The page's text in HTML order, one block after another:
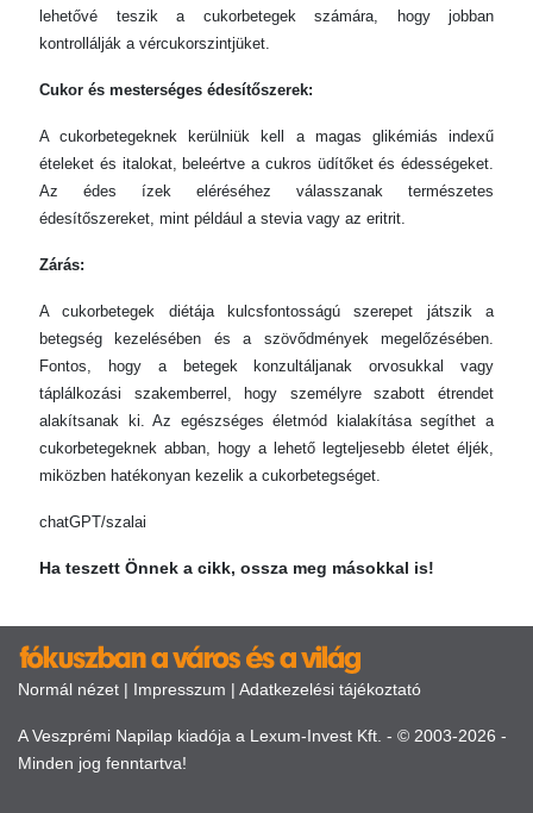
lehetővé teszik a cukorbetegek számára, hogy jobban
kontrollálják a vércukorszintjüket.
Cukor és mesterséges édesítőszerek:
A cukorbetegeknek kerülniük kell a magas glikémiás indexű
ételeket és italokat, beleértve a cukros üdítőket és édességeket.
Az édes ízek eléréséhez válasszanak természetes
édesítőszereket, mint például a stevia vagy az eritrit.
Zárás:
A cukorbetegek diétája kulcsfontosságú szerepet játszik a
betegség kezelésében és a szövődmények megelőzésében.
Fontos, hogy a betegek konzultáljanak orvosukkal vagy
táplálkozási szakemberrel, hogy személyre szabott étrendet
alakítsanak ki. Az egészséges életmód kialakítása segíthet a
cukorbetegeknek abban, hogy a lehető legteljesebb életet éljék,
miközben hatékonyan kezelik a cukorbetegséget.
chatGPT/szalai
Ha teszett Önnek a cikk, ossza meg másokkal is!
Normál nézet | Impresszum | Adatkezelési tájékoztató
A Veszprémi Napilap kiadója a Lexum-Invest Kft. - © 2003-2026 -
Minden jog fenntartva!